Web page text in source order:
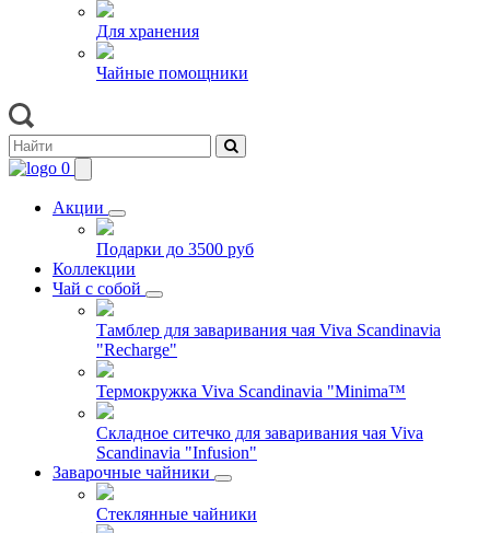
Для хранения
Чайные помощники
0
Акции
Подарки до 3500 руб
Коллекции
Чай с собой
Тамблер для заваривания чая Viva Scandinavia
"Recharge"
Термокружка Viva Scandinavia "Minima™
Складное ситечко для заваривания чая Viva
Scandinavia "Infusion"
Заварочные чайники
Стеклянные чайники